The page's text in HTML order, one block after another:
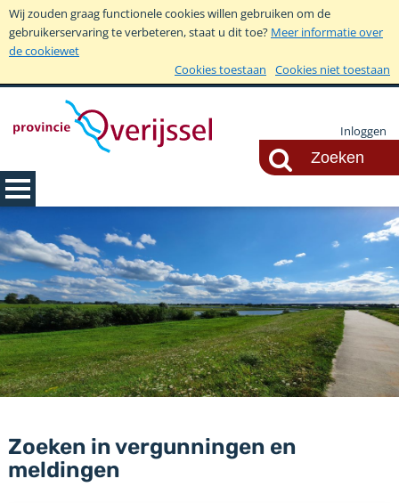
Wij zouden graag functionele cookies willen gebruiken om de
gebruikerservaring te verbeteren, staat u dit toe? Meer informatie over
de cookiewet
Cookies toestaan
Cookies niet toestaan
Inloggen
Zoeken in vergunningen en
meldingen